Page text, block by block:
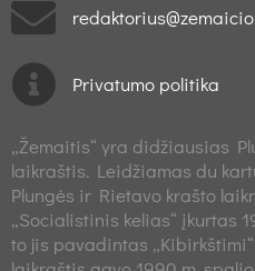
Privatumo politika
„Žemaitis“ yra didžiausias
laikraštis. Leidžiamas du
Plungės ir Rietavo krašto
„Socialistinis kelias“ įkurtas
to jis pavadintas